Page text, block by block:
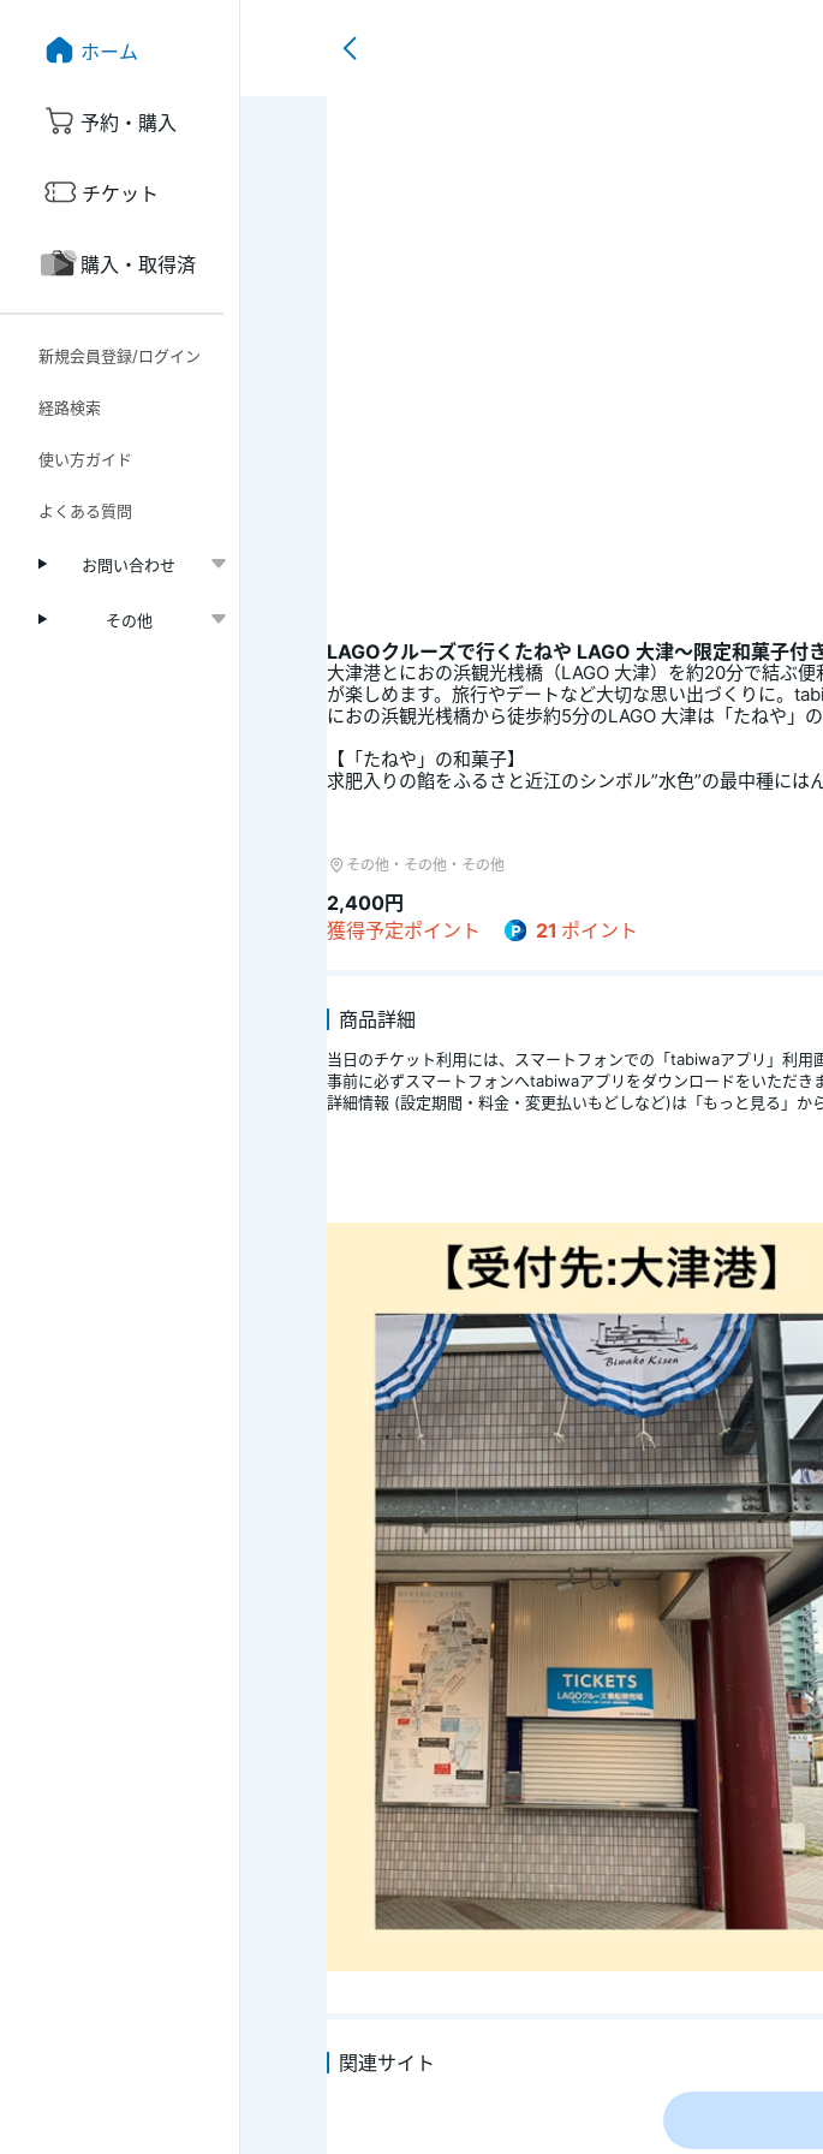
ホーム
予約・購入
チケット
購入・取得済
新規会員登録/ログイン
経路検索
使い方ガイド
よくある質問
お問い合わせ
その他
LAGOクルーズで行くたねや LAGO 大津～限定和菓子付
大津港とにおの浜観光桟橋（LAGO 大津）を約20分で結ぶ
が楽しめます。旅行やデートなど大切な思い出づくりに。
におの浜観光桟橋から徒歩約5分のLAGO 大津は「たねや」
【「たねや」の和菓子】
求肥入りの餡をふるさと近江のシンボル”水色”の最中種には
その他・その他・その他
2,400円
獲得予定ポイント
21 ポイント
商品詳細
当日のチケット利用には、スマートフォンでの「tabiwaアプリ」利用
事前に必ずスマートフォンへtabiwaアプリをダウンロードをいただき
詳細情報 (設定期間・料金・変更払いもどしなど)は「もっと見る」か
大津港とにおの浜観光桟橋（LAGO 大津）を約20分で結ぶショートク
レトロな「一番丸」に乗って、びわ湖と大津のまちを湖の上から楽し
■チケット販売期間
2026年5月6日（水・祝）～2026年11月22日（日）
■チケット設定期間
2026年6月6日（土）～2026年11月29日（日）の土・日・祝
■設定除外日
2026年8月11日、19日、20日、21日、10月10日
■チケット代金
おとな（中学生以上）：2,400円（税込）※お菓子付
■乗船受付
・大津港の受付窓口にて、係員にtabiwaチケットの利用画面を提示下さ
※利用時港窓口にて受付が必要となりますので、各便の出航時間20分
■乗船券引換場所
〒520-0047
滋賀県大津市浜大津5
京阪「びわ湖浜大津駅」より徒歩約3分
※各便の出航時間20分前より乗船開始となりますので、乗船手続きをお
■利用便（クルーズ約20分）
①３便：大津港13:20発／におの浜観光桟橋（LAGO 大津）13:40着
②４便：大津港14:20発／におの浜観光桟橋（LAGO 大津）14:40着
③５便：大津港15:20発／におの浜観光桟橋（LAGO 大津）15:40着
※上記の時間帯の便よりご選択ください。
■和菓子引換先
たねや LAGO 大津 SHOP館内
※赤ランプ下のカウンターまでお越しください。
お並びいただかずにご案内させていただきます。
滋賀県大津市由美浜4番地
におの浜観光桟橋（LAGO 大津）前
※お引換は、可能範囲で到着後から最終設定便の出発時間までにお引
※お引換えは当日のみ有効です。未使用の場合もご返金はいたしかねま
関連サイト